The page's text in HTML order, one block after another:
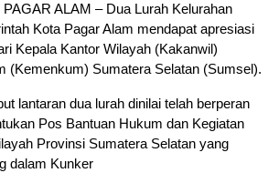
ALAM – Dua Lurah Kelurahan
Kota Pagar Alam mendapat apresiasi
Kepala Kantor Wilayah (Kakanwil)
(Kemenkum) Sumatera Selatan (Sumsel).
lantaran dua lurah dinilai telah berperan
Pos Bantuan Hukum dan Kegiatan
Provinsi Sumatera Selatan yang
dalam Kunker